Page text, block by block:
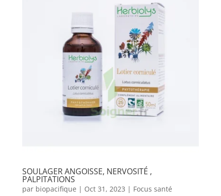
SOULAGER ANGOISSE, NERVOSITÉ ,
PALPITATIONS
par biopacifique | Oct 31, 2023 | Focus santé